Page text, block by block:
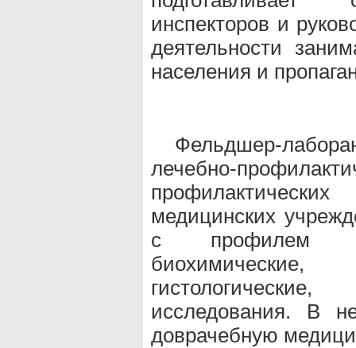
инспекторов и
деятельности
населения и
Фельдшер-
лечебно-
профилактических
медицинских
с профилем
исследования. В
доврачебную